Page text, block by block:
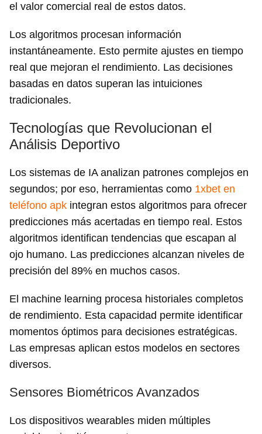
el valor comercial real de estos datos.
Los algoritmos procesan información
instantáneamente. Esto permite ajustes en tiempo
real que mejoran el rendimiento. Las decisiones
basadas en datos superan las intuiciones
tradicionales.
Tecnologías que Revolucionan el
Análisis Deportivo
Los sistemas de IA analizan patrones complejos en
segundos; por eso, herramientas como 1xbet en
teléfono apk integran estos algoritmos para ofrecer
predicciones más acertadas en tiempo real. Estos
algoritmos identifican tendencias que escapan al
ojo humano. Las predicciones alcanzan niveles de
precisión del 89% en muchos casos.
El machine learning procesa historiales completos
de rendimiento. Esta capacidad permite identificar
momentos óptimos para decisiones estratégicas.
Las empresas aplican estos modelos en sectores
diversos.
Sensores Biométricos Avanzados
Los dispositivos wearables miden múltiples